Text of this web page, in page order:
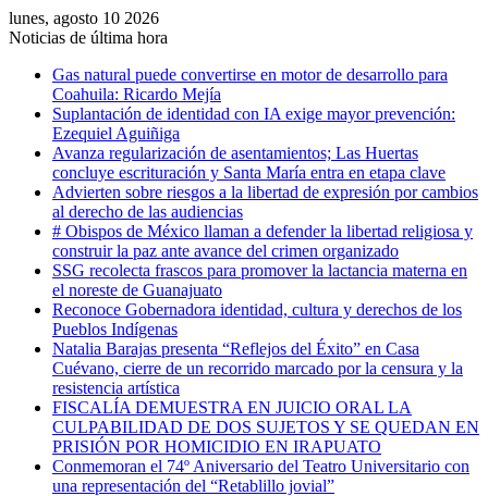
lunes, agosto 10 2026
Noticias de última hora
Gas natural puede convertirse en motor de desarrollo para
Coahuila: Ricardo Mejía
Suplantación de identidad con IA exige mayor prevención:
Ezequiel Aguiñiga
Avanza regularización de asentamientos; Las Huertas
concluye escrituración y Santa María entra en etapa clave
Advierten sobre riesgos a la libertad de expresión por cambios
al derecho de las audiencias
# Obispos de México llaman a defender la libertad religiosa y
construir la paz ante avance del crimen organizado
SSG recolecta frascos para promover la lactancia materna en
el noreste de Guanajuato
Reconoce Gobernadora identidad, cultura y derechos de los
Pueblos Indígenas
Natalia Barajas presenta “Reflejos del Éxito” en Casa
Cuévano, cierre de un recorrido marcado por la censura y la
resistencia artística
FISCALÍA DEMUESTRA EN JUICIO ORAL LA
CULPABILIDAD DE DOS SUJETOS Y SE QUEDAN EN
PRISIÓN POR HOMICIDIO EN IRAPUATO
Conmemoran el 74º Aniversario del Teatro Universitario con
una representación del “Retablillo jovial”